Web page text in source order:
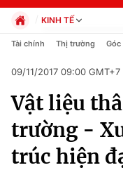
Chuyên mục
Chính trị
Xã hội
KINH TẾ
Chính trị
Pháp luật
Kinh tế
Thể thao
Truyền hình
Văn hóa - Giải
Tài chính Thị trường
09/11/2017 09:00 GMT+7
Vật liệu
trường -
trúc hiện